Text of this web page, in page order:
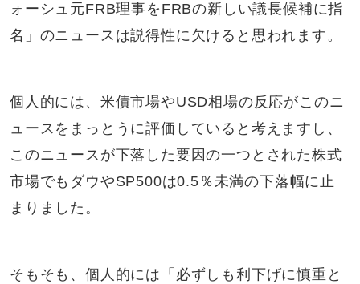
ォーシュ元FRB理事をFRBの新しい議長候補に指
名」のニュースは説得性に欠けると思われます。
個人的には、米債市場やUSD相場の反応がこのニ
ュースをまっとうに評価していると考えますし、
このニュースが下落した要因の一つとされた株式
市場でもダウやSP500は0.5％未満の下落幅に止
まりました。
そもそも、個人的には「必ずしも利下げに慎重と